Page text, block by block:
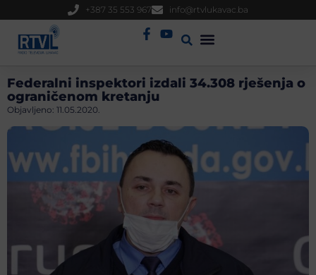
+387 35 553 967 info@rtvlukavac.ba
Federalni inspektori izdali 34.308 rješenja o
ograničenom kretanju
Objavljeno: 11.05.2020.